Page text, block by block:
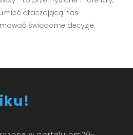
otaczającą nas
świadome decyzje.